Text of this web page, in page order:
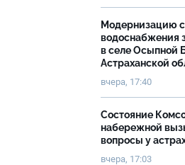
Модернизацию
водоснабжения
в селе Осыпной
Астраханской
вчера, 17:40
Состояние
набережной
вопросы у
вчера, 17:03